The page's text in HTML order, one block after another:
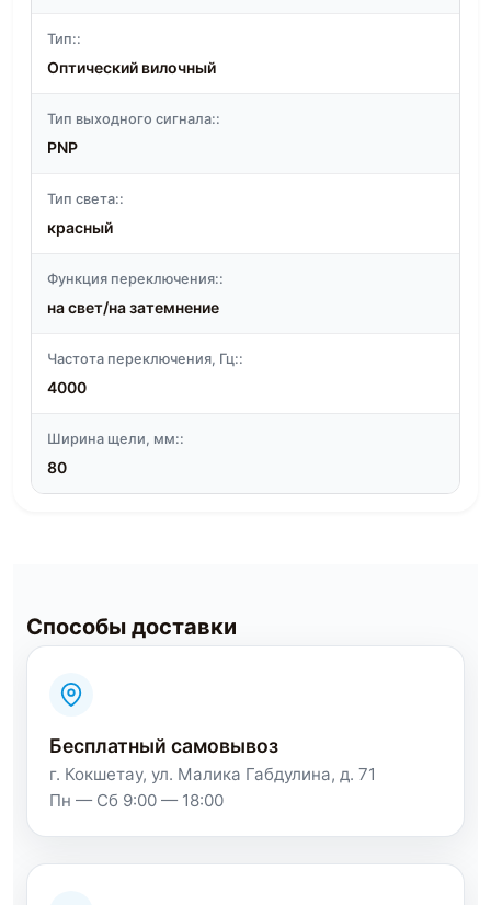
Тип::
Оптический вилочный
Тип выходного сигнала::
PNP
Тип света::
красный
Функция переключения::
на свет/на затемнение
Частота переключения, Гц::
4000
Ширина щели, мм::
80
Способы доставки
Бесплатный самовывоз
г. Кокшетау, ул. Малика Габдулина, д. 71
Пн — Сб 9:00 — 18:00